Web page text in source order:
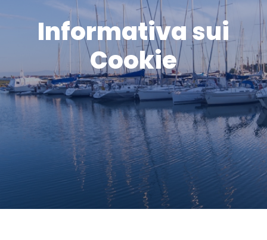
Informativa sui
Cookie